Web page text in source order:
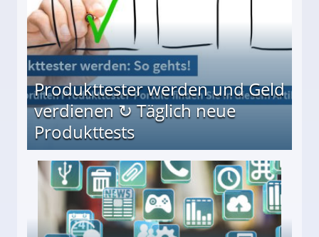
Produkttester werden und Geld
verdienen ↻ Täglich neue
Produkttests
↻ Täglich neue Produkttests